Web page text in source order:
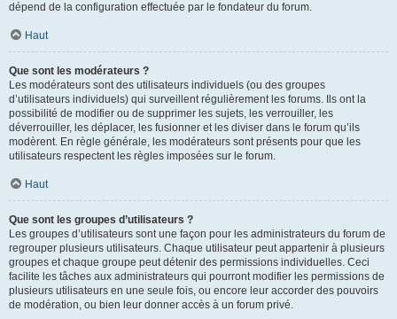
dépend de la configuration effectuée par le fondateur du forum.
Haut
Que sont les modérateurs ?
Les modérateurs sont des utilisateurs individuels (ou des groupes
d’utilisateurs individuels) qui surveillent régulièrement les forums. Ils ont la
possibilité de modifier ou de supprimer les sujets, les verrouiller, les
déverrouiller, les déplacer, les fusionner et les diviser dans le forum qu’ils
modèrent. En règle générale, les modérateurs sont présents pour que les
utilisateurs respectent les règles imposées sur le forum.
Haut
Que sont les groupes d’utilisateurs ?
Les groupes d’utilisateurs sont une façon pour les administrateurs du forum de
regrouper plusieurs utilisateurs. Chaque utilisateur peut appartenir à plusieurs
groupes et chaque groupe peut détenir des permissions individuelles. Ceci
facilite les tâches aux administrateurs qui pourront modifier les permissions de
plusieurs utilisateurs en une seule fois, ou encore leur accorder des pouvoirs
de modération, ou bien leur donner accès à un forum privé.